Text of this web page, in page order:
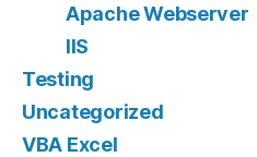
Apache Webserver
IIS
Testing
Uncategorized
VBA Excel